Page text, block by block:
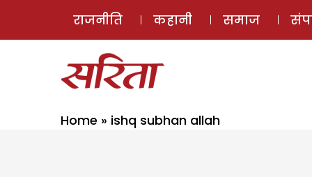
राजनीति कहानी समाज
Home » ishq subhan allah